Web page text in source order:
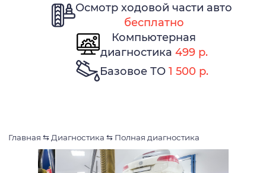
Осмотр ходовой части авто
бесплатно
Компьютерная
диагностика 499 р.
Базовое ТО 1 500 р.
Главная ⇆ Диагностика ⇆ Полная диагностика